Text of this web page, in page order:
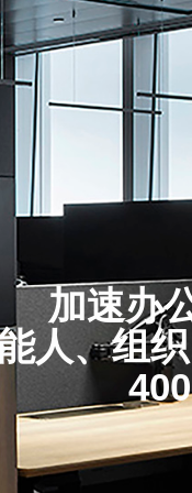
加速办
人、组